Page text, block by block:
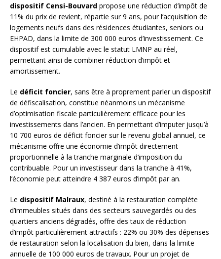
dispositif Censi-Bouvard propose une réduction d’impôt de
11% du prix de revient, répartie sur 9 ans, pour l’acquisition de
logements neufs dans des résidences étudiantes, seniors ou
EHPAD, dans la limite de 300 000 euros d’investissement. Ce
dispositif est cumulable avec le statut LMNP au réel,
permettant ainsi de combiner réduction d’impôt et
amortissement.
Le déficit foncier, sans être à proprement parler un dispositif
de défiscalisation, constitue néanmoins un mécanisme
d’optimisation fiscale particulièrement efficace pour les
investissements dans l’ancien. En permettant d’imputer jusqu’à
10 700 euros de déficit foncier sur le revenu global annuel, ce
mécanisme offre une économie d’impôt directement
proportionnelle à la tranche marginale d’imposition du
contribuable. Pour un investisseur dans la tranche à 41%,
l’économie peut atteindre 4 387 euros d’impôt par an.
Le dispositif Malraux, destiné à la restauration complète
d’immeubles situés dans des secteurs sauvegardés ou des
quartiers anciens dégradés, offre des taux de réduction
d’impôt particulièrement attractifs : 22% ou 30% des dépenses
de restauration selon la localisation du bien, dans la limite
annuelle de 100 000 euros de travaux. Pour un projet de